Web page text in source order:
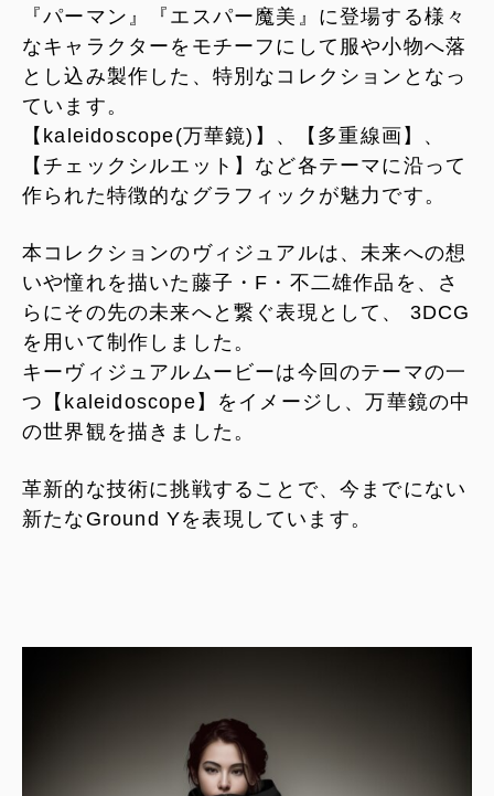
『パーマン』『エスパー魔美』に登場する様々
なキャラクターをモチーフにして服や小物へ落
とし込み製作した、特別なコレクションとなっ
ています。
【kaleidoscope(万華鏡)】、【多重線画】、
【チェックシルエット】など各テーマに沿って
作られた特徴的なグラフィックが魅力です。
本コレクションのヴィジュアルは、未来への想
いや憧れを描いた藤子・F・不二雄作品を、さ
らにその先の未来へと繋ぐ表現として、 3DCG
を用いて制作しました。
キーヴィジュアルムービーは今回のテーマの一
つ【kaleidoscope】をイメージし、万華鏡の中
の世界観を描きました。
革新的な技術に挑戦することで、今までにない
新たなGround Yを表現しています。